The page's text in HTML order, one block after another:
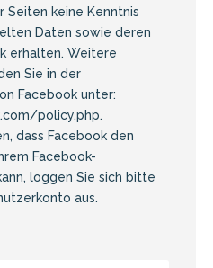
Seiten keine Kenntnis
Daten sowie deren
erhalten. Weitere
Sie in der
Facebook unter:
policy.php.
dass Facebook den
Facebook-
loggen Sie sich bitte
aus.